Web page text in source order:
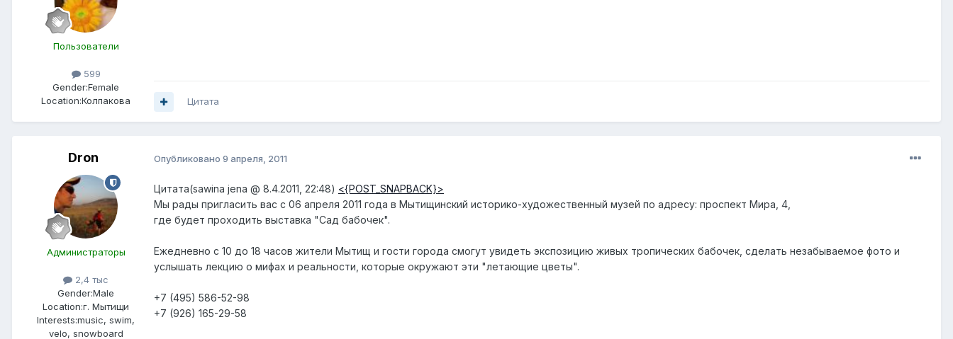
Пользователи
599
Gender:Female
Location:Колпакова Цитата
Dron
Администраторы
2,4 тыс
Gender:Male
Location:г. Мытищи
Interests:music, swim,
velo, snowboard
Опубликовано 9 апреля, 2011
Цитата(sawina jena @ 8.4.2011, 22:48) <{POST_SNAPBACK}>
Мы рады пригласить вас с 06 апреля 2011 года в Мытищинский историко-художественный музей по адресу: проспект Мира, 4,
где будет проходить выставка "Сад бабочек".
Ежедневно с 10 до 18 часов жители Мытищ и гости города смогут увидеть экспозицию живых тропических бабочек, сделать незабываемое фото и
услышать лекцию о мифах и реальности, которые окружают эти "летающие цветы".
+7 (495) 586-52-98
+7 (926) 165-29-58